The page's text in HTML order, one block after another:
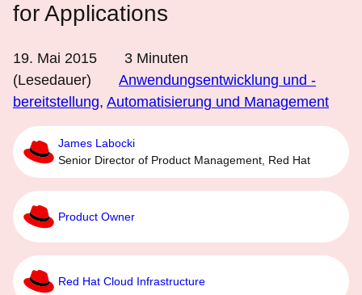
for Applications
19. Mai 2015 3 Minuten
(Lesedauer)
Anwendungsentwicklung und -
bereitstellung, Automatisierung und Management
James Labocki
Senior Director of Product Management, Red Hat
Product Owner
Red Hat Cloud Infrastructure